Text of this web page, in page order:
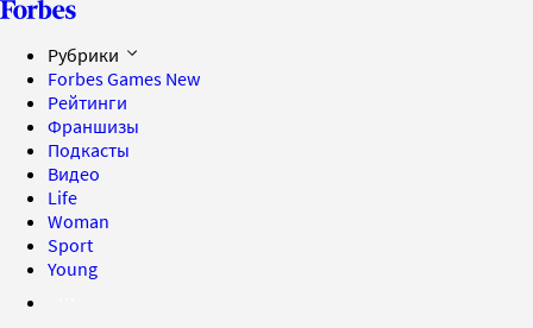
Рубрики
Forbes Games New
Рейтинги
Франшизы
Подкасты
Видео
Life
Woman
Sport
Young